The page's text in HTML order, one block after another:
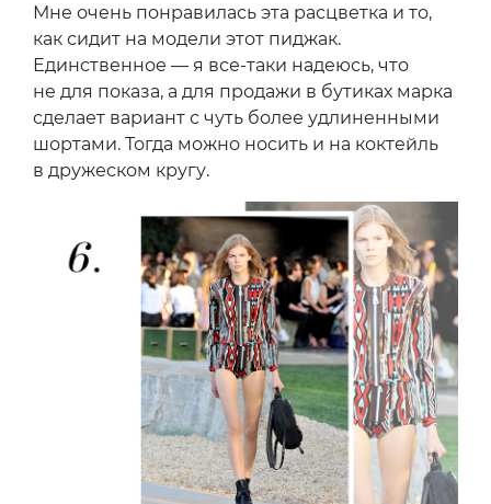
Мне очень понравилась эта расцветка и то,
как сидит на модели этот пиджак.
Единственное — я все-таки надеюсь, что
не для показа, а для продажи в бутиках марка
сделает вариант с чуть более удлиненными
шортами. Тогда можно носить и на коктейль
в дружеском кругу.